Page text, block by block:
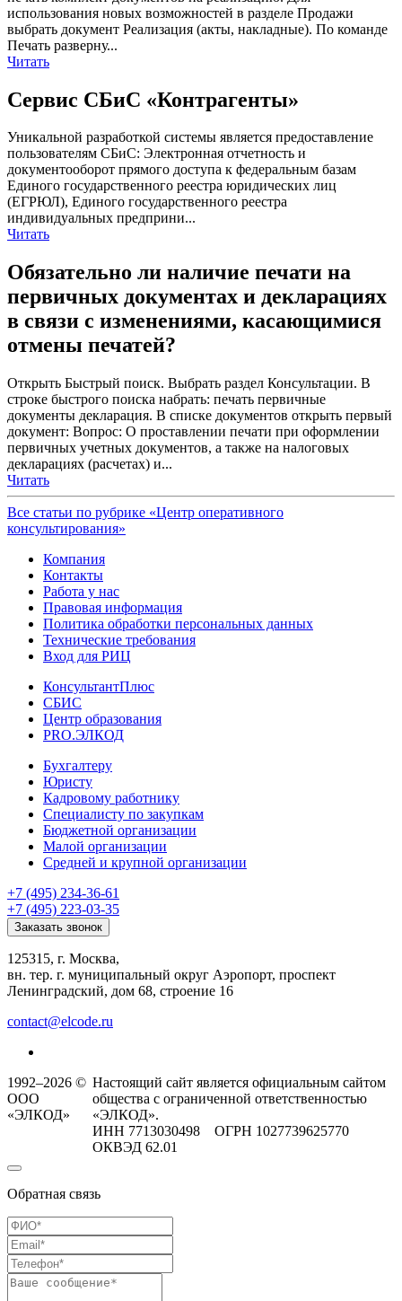
использования новых возможностей в разделе Продажи
выбрать документ Реализация (акты, накладные). По команде
Печать разверну...
Читать
Сервис СБиС «Контрагенты»
Уникальной разработкой системы является предоставление
пользователям СБиС: Электронная отчетность и
документооборот прямого доступа к федеральным базам
Единого государственного реестра юридических лиц
(ЕГРЮЛ), Единого государственного реестра
индивидуальных предприни...
Читать
Обязательно ли наличие печати на
первичных документах и декларациях
в связи с изменениями, касающимися
отмены печатей?
Открыть Быстрый поиск. Выбрать раздел Консультации. В
строке быстрого поиска набрать: печать первичные
документы декларация. В списке документов открыть первый
документ: Вопрос: О проставлении печати при оформлении
первичных учетных документов, а также на налоговых
декларациях (расчетах) и...
Читать
Все статьи по рубрике «Центр оперативного
консультирования»
Компания
Контакты
Работа у нас
Правовая информация
Политика обработки персональных данных
Технические требования
Вход для РИЦ
КонсультантПлюс
СБИС
Центр образования
PRO.ЭЛКОД
Бухгалтеру
Юристу
Кадровому работнику
Специалисту по закупкам
Бюджетной организации
Малой организации
Средней и крупной организации
+7 (495) 234-36-61
+7 (495) 223-03-35
Заказать звонок
125315, г. Москва,
вн. тер. г. муниципальный округ Аэропорт, проспект
Ленинградский, дом 68, строение 16
contact@elcode.ru
1992–2026 ©
ООО
«ЭЛКОД»
Настоящий сайт является официальным сайтом
общества с ограниченной ответственностью
«ЭЛКОД».
ИНН 7713030498 ОГРН 1027739625770
ОКВЭД 62.01
Обратная связь